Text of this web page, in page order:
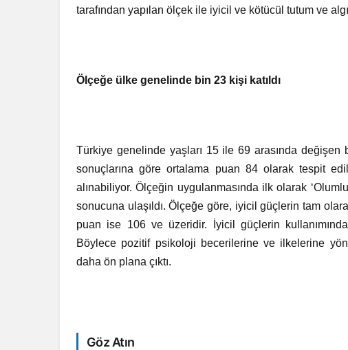
tarafından yapılan ölçek ile iyicil ve kötücül tutum ve
Ölçeğe ülke genelinde bin 23 kişi katıldı
Türkiye genelinde yaşları 15 ile 69 arasında
sonuçlarına göre ortalama puan 84 olarak tespit
alınabiliyor. Ölçeğin uygulanmasında ilk olarak
sonucuna ulaşıldı. Ölçeğe göre, iyicil güçlerin tam
puan ise 106 ve üzeridir. İyicil güçlerin kullanımında
Böylece pozitif psikoloji becerilerine ve ilkelerine
daha ön plana çıktı.
Göz Atın